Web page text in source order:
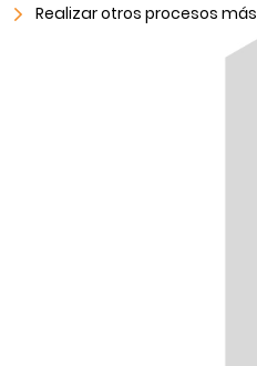
Realizar otros procesos más